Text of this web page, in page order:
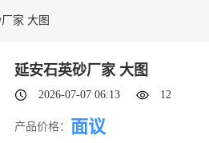
家 大图
延安石英砂厂家 大图
2026-07-07 06:13 12
产品价格： 面议